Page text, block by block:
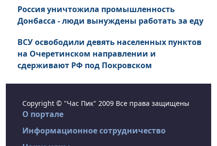
Россия уничтожила промышленность
Донбасса - люди вынуждены работать за еду
ВСУ освободили девять населенных пунктов
на Очеретинском направлении и
сдерживают РФ под Покровском
Copyright © "Час Пик" 2009 Все права защищены
О портале
Информационное сотрудничество